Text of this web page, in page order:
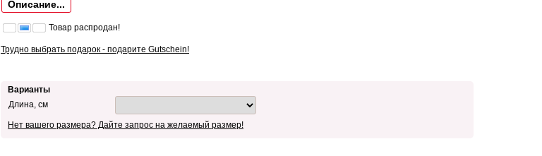
Описание...
Товар распродан!
Трудно выбрать подарок - подарите Gutschein!
Варианты
Длина, см
Нет вашего размера? Дайте запрос на желаемый размер!